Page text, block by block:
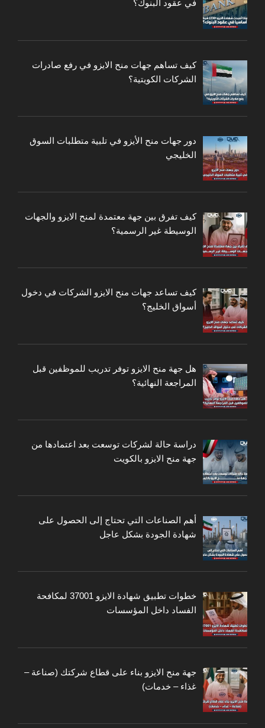
في عقود البنوك؟
كيف تساهم جهات منح الايزو في رفع صادرات
الشركات الكويتية؟
دور جهات منح الأيزو في تلبية متطلبات السوق
الخليجي
كيف تفرق بين جهة معتمدة لمنح الايزو والجهات
الوسيطة غير الرسمية؟
كيف تساعد جهات منح الايزو الشركات في دخول
أسواق الخليج؟
هل جهة منح الايزو توفر تدريب للموظفين قبل
المراجعة النهائية؟
دراسة حالة لشركات توسعت بعد اعتمادها من
جهة منح الايزو بالكويت
أهم الصناعات التي تحتاج إلى الحصول على
شهادة الجودة بشكل عاجل
خطوات تطبيق شهادة الايزو 37001 لمكافحة
الفساد داخل المؤسسات
جهة منح الايزو بناء على قطاع شركتك (صناعة –
غذاء – خدمات)